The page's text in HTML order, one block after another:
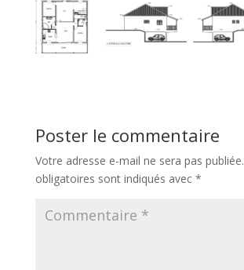
Poster le commentaire
Votre adresse e-mail ne sera pas publiée.
obligatoires sont indiqués avec *